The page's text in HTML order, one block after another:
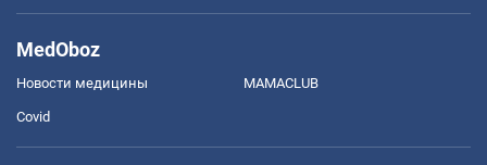
MedOboz
Новости медицины MAMACLUB
Covid